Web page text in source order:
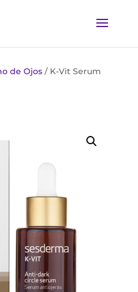
de Ojos/ K-Vit Serum